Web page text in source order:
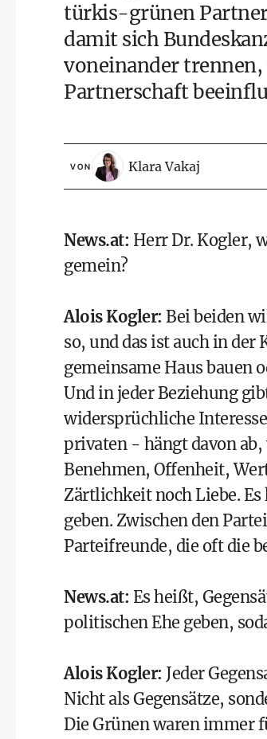
türkis-grünen
damit sich
voneinander
Partnerschaft
VON Klara Vakaj
News.at: Herr Dr. Kogler,
gemein?
Alois Kogler: Bei beiden
so, und das ist auch in
gemeinsame Haus bauen
Und in jeder Beziehung
widersprüchliche
privaten - hängt davon
Benehmen, Offenheit,
Zärtlichkeit noch Liebe.
geben. Zwischen den
Parteifreunde, die oft die
News.at: Es heißt,
politischen Ehe geben,
Alois Kogler: Jeder
Nicht als Gegensätze,
Die Grünen waren immer